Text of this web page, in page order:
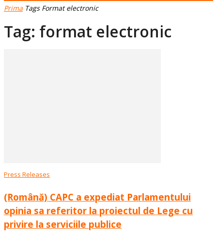
Prima Tags Format electronic
Tag: format electronic
Press Releases
(Română) CAPC a expediat Parlamentului
opinia sa referitor la proiectul de Lege cu
privire la serviciile publice